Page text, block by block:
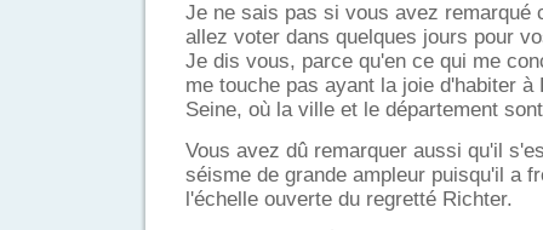
Je ne sais pas si vous avez remarqué
allez voter dans quelques jours pour
Je dis vous, parce qu'en ce qui me
me touche pas ayant la joie d'habiter
Seine, où la ville et le département
Vous avez dû remarquer aussi qu'il
séisme de grande ampleur puisqu'il a
l'échelle ouverte du regretté Richter.